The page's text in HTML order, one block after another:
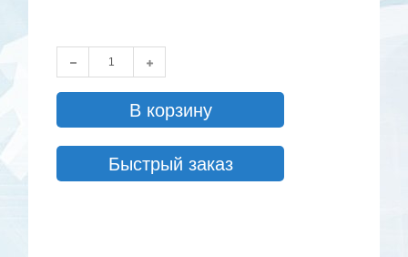
В корзину
Быстрый заказ